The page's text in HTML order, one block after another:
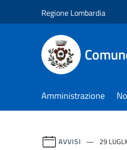
Regione Lombardia
Amministrazione
AVVISI 29